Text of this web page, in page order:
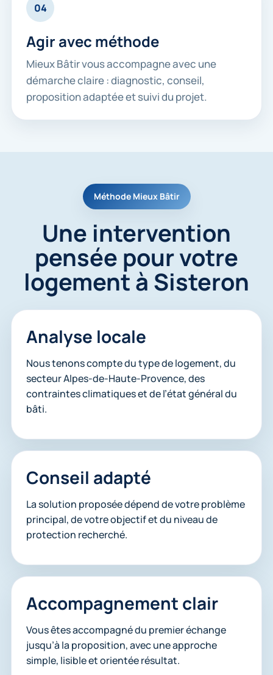
04
Agir avec méthode
Mieux Bâtir vous accompagne avec une
démarche claire : diagnostic, conseil,
proposition adaptée et suivi du projet.
Méthode Mieux Bâtir
Une intervention
pensée pour votre
logement à Sisteron
Analyse locale
Nous tenons compte du type de logement, du
secteur Alpes-de-Haute-Provence, des
contraintes climatiques et de l’état général du
bâti.
Conseil adapté
La solution proposée dépend de votre problème
principal, de votre objectif et du niveau de
protection recherché.
Accompagnement clair
Vous êtes accompagné du premier échange
jusqu’à la proposition, avec une approche
simple, lisible et orientée résultat.